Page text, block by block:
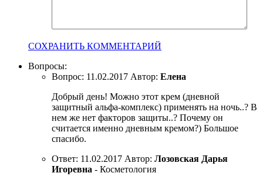
СОХРАНИТЬ КОММЕНТАРИЙ
Вопросы:
Вопрос: 11.02.2017 Автор: Елена
Добрый день! Можно этот крем (дневной
защитный альфа-комплекс) применять на ночь..? В
нем же нет факторов защиты..? Почему он
считается именно дневным кремом?) Большое
спасибо.
Ответ: 11.02.2017 Автор: Лозовская Дарья
Игоревна - Косметология